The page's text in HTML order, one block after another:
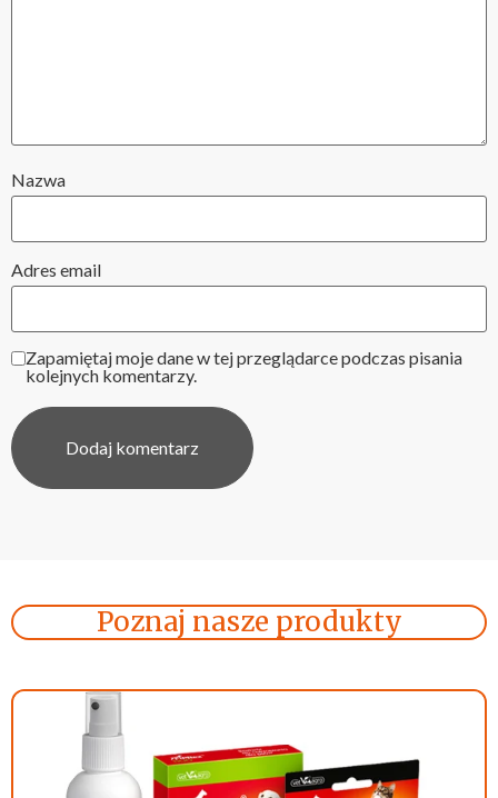
Nazwa
Adres email
Zapamiętaj moje dane w tej przeglądarce podczas pisania
kolejnych komentarzy.
Poznaj nasze produkty